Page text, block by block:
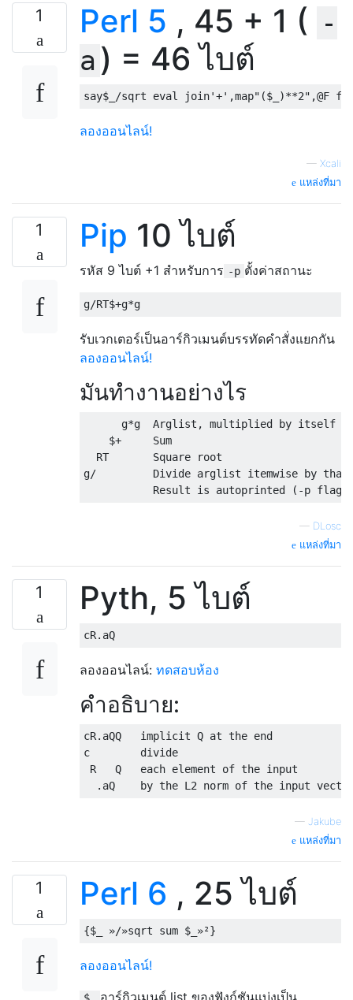
1 Perl 5 , 45 + 1 ( -
a ) = 46 ไบต์
say$_ /sqrt eval join'+' ,map"($_)**2" ,@F
ลองออนไลน์!
— Xcali
แหล่งที่มา
1 Pip 10 ไบต์
รหัส 9 ไบต์ +1 สำหรับการ -p ตั้งค่าสถานะ
รับเวกเตอร์เป็นอาร์กิวเมนต์บรรทัดคำสั่งแยกกัน
ลองออนไลน์!
มันทำงานอย่างไร
g*g  Arglist, multiplied by itself
    $+     Sum
  RT       Square root
g/         Divide arglist itemwise by that
— DLosc
แหล่งที่มา
1 Pyth, 5 ไบต์
ลองออนไลน์: ทดสอบห้อง
คำอธิบาย:
cR.aQQ   implicit Q at the end
c        divide
R   Q   each element of the input
— Jakube
แหล่งที่มา
1 Perl 6 , 25 ไบต์
ลองออนไลน์!
$_ อาร์กิวเมนต์ list ของฟังก์ชันแบ่งเป็น